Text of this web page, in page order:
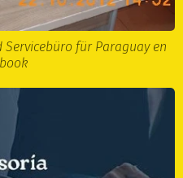
Servicebüro für Paraguay en